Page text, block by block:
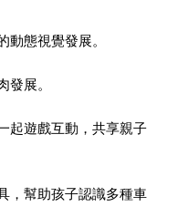
動態視覺發展。
發展。
起遊戲互動，共享親子
，幫助孩子認識多種車